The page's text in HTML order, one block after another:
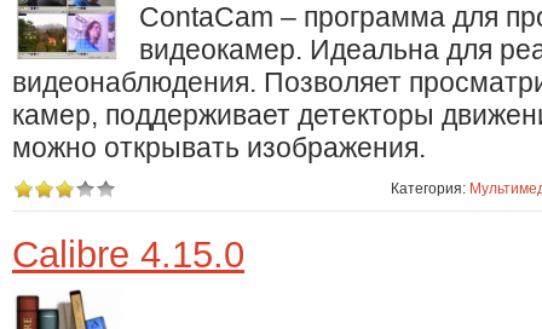
ContaCam – программа для
видеокамер. Идеальна для
видеонаблюдения. Позволяет
камер, поддерживает детекторы
можно открывать изображения.
Категория:
Calibre 4.15.0